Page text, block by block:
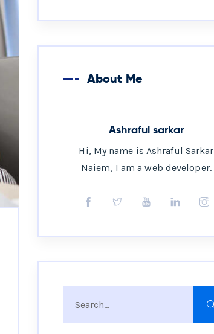
About Me
Ashraful sarkar
Hi, My name is Ashraful Sarkar
Naiem, I am a web developer.